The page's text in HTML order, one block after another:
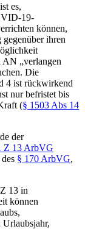
es,
19-
können,
gegenüber ihren
AN „verlangen
Die
4 ist rückwirkend
nurbefristet bis
(§ 1503 Abs 14
der
Z 13 ArbVG
§ 170 ArbVG,
13 in
können
Urlaubsjahr,